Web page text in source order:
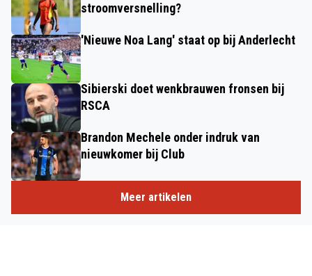
stroomversnelling?
'Nieuwe Noa Lang' staat op bij Anderlecht
Sibierski doet wenkbrauwen fronsen bij
RSCA
Brandon Mechele onder indruk van
nieuwkomer bij Club
Meer artikelen